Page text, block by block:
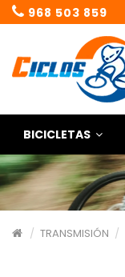
968 503 859
BICICLETAS
TRANSMISIÓN